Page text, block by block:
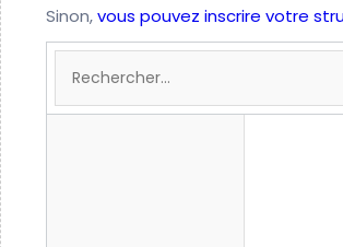
Sinon,vous pouvez inscrire votre